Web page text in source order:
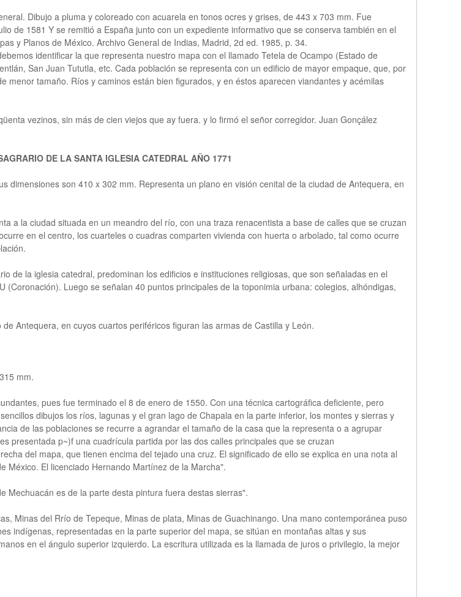
Dibujo a pluma y coloreado con acuarela en tonos ocres y grises, de 443 x 703 mm. Fue
de 1581 Y se remitió a España junto con un expediente informativo que se conserva también en el
y Planos de México. Archivo General de Indias, Madrid, 2d ed. 1985, p. 34.
identificar la que representa nuestro mapa con el llamado Tetela de Ocampo (Estado de
San Juan Tututla, etc. Cada población se representa con un edificio de mayor empaque, que, por
tamaño. Ríos y caminos están bien figurados, y en éstos aparecen viandantes y acémilas
vezinos, sin más de cien viejos que ay fuera. y lo firmó el señor corregidor. Juan Gonçález
DE LA SANTA IGLESIA CATEDRAL AÑO 1771
dimensiones son 410 x 302 mm. Representa un plano en visión cenital de la ciudad de Antequera, en
a la ciudad situada en un meandro del río, con una traza renacentista a base de calles que se cruzan
en el centro, los cuarteles o cuadras comparten vivienda con huerta o arbolado, tal como ocurre
de la iglesia catedral, predominan los edificios e instituciones religiosas, que son señaladas en el
Luego se señalan 40 puntos principales de la toponimia urbana: colegios, alhóndigas,
Antequera, en cuyos cuartos periféricos figuran las armas de Castilla y León.
mm.
pues fue terminado el 8 de enero de 1550. Con una técnica cartográfica deficiente, pero
dibujos los ríos, lagunas y el gran lago de Chapala en la parte inferior, los montes y sierras y
de las poblaciones se recurre a agrandar el tamaño de la casa que la representa o a agrupar
presentada p~)f una cuadrícula partida por las dos calles principales que se cruzan
del mapa, que tienen encima del tejado una cruz. El significado de ello se explica en una nota al
México. El licenciado Hernando Martínez de la Marcha".
Mechuacán es de la parte desta pintura fuera destas sierras".
Minas del Rrío de Tepeque, Minas de plata, Minas de Guachinango. Una mano contemporánea puso
indígenas, representadas en la parte superior del mapa, se sitúan en montañas altas y sus
en el ángulo superior izquierdo. La escritura utilizada es la llamada de juros o privilegio, la mejor